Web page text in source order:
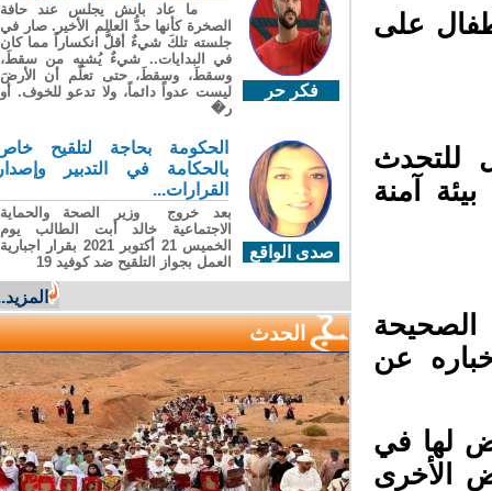
على
للتحدث
آمنة
عن
لها في
الأخرى
فكر حر
ما عاد بانش يجلس عند حافة
الصخرة كأنها حدُّ العالم الأخير. صار في
جلسته تلكَ شيءٌ أقلُّ انكساراً مما كان
في البدايات.. شيءٌ يُشبِه من سقطَ،
وسقطَ، وسقطَ، حتى تعلّم أن الأرضَ
ليست عدواً دائماً، ولا تدعو للخوف. أو
ر�
صدى الواقع
الحكومة بحاجة لتلقيح خاص
بالحكامة في التدبير وإصدار
القرارات...
بعد خروج وزير الصحة والحماية
الاجتماعية خالد أبت الطالب يوم
الخميس 21 أكتوبر 2021 بقرار اجبارية
العمل بجواز التلقيح ضد كوفيد 19
المزيد...
الحدث